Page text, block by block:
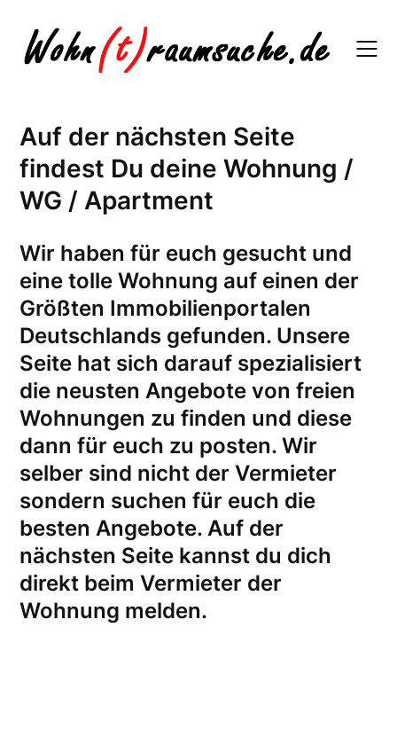
content
Auf der nächsten Seite
findest Du deine Wohnung /
WG / Apartment
Wir haben für euch gesucht und
eine tolle Wohnung auf einen der
Größten Immobilienportalen
Deutschlands gefunden. Unsere
Seite hat sich darauf spezialisiert
die neusten Angebote von freien
Wohnungen zu finden und diese
dann für euch zu posten. Wir
selber sind nicht der Vermieter
sondern suchen für euch die
besten Angebote. Auf der
nächsten Seite kannst du dich
direkt beim Vermieter der
Wohnung melden.